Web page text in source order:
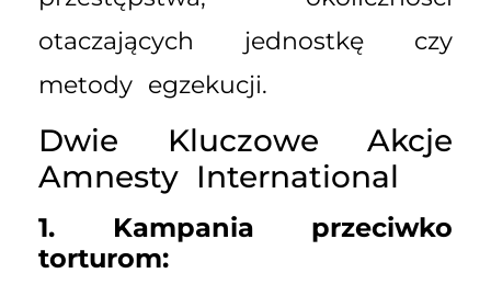
otaczających jednostkę czy
metody egzekucji.
Dwie Kluczowe Akcje
Amnesty International
1. Kampania przeciwko
torturom: